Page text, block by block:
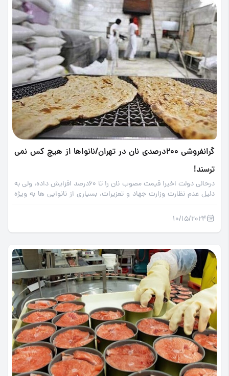
گرانفروشی 200درصدی نان در تهران/نانواها از هیچ کس نمی
ترسند!
درحالی دولت اخیرا قیمت مصوب نان را تا 60درصد افزایش داده، ولی به
دلیل عدم نظارت وزارت جهاد و تعزیرات، بسیاری از نانوایی ها به ویژه
را افزایش دادند وهیچ ترسی هم از برخورد قانونی ندارند.
10/15/2024